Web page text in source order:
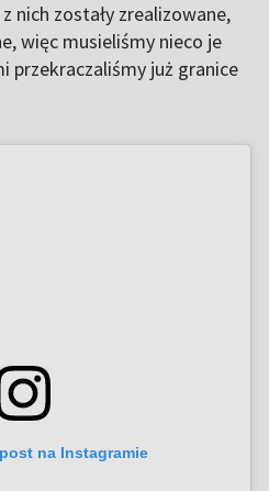
nich zostały zrealizowane,
więc musieliśmy nieco je
przekraczaliśmy już granice
na Instagramie